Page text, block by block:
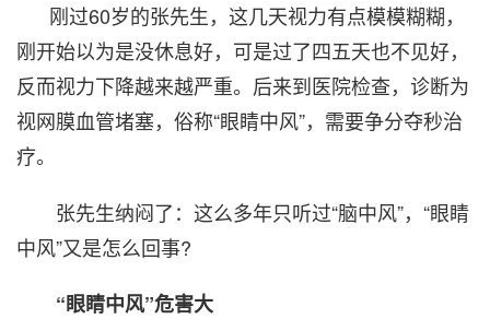
刚过60岁的张先生，这几天视力有点模模糊糊，
刚开始以为是没休息好，可是过了四五天也不见好，
反而视力下降越来越严重。后来到医院检查，诊断为
视网膜血管堵塞，俗称“眼睛中风”，需要争分夺秒治
疗。
张先生纳闷了：这么多年只听过“脑中风”，“眼睛
中风”又是怎么回事?
“眼睛中风”危害大